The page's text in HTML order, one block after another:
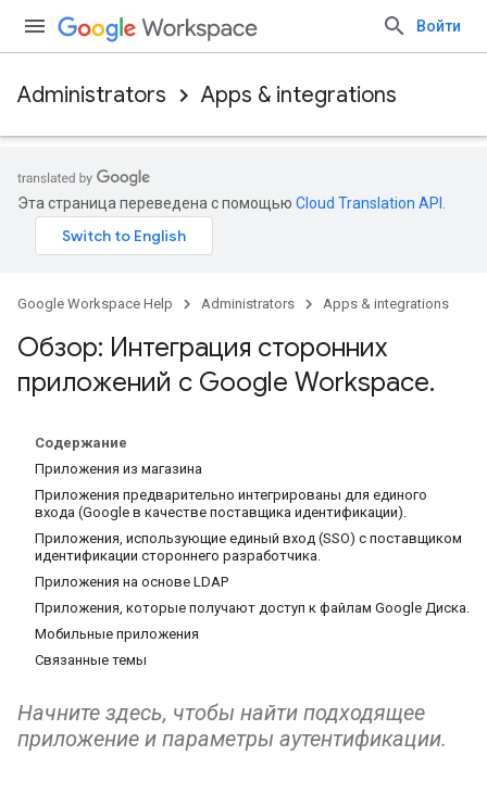
Войти
Administrators Apps & integrations
Эта страница переведена с помощью Cloud Translation API
Google Workspace Help Administrators Apps & integrations
Обзор: Интеграция сторонних
приложений с Google Workspace.
Содержание
Приложения из магазина
Приложения предварительно интегрированы для единого
входа (Google в качестве поставщика идентификации).
Приложения, использующие единый вход (SSO) с поставщиком
идентификации стороннего разработчика.
Приложения на основе LDAP
Приложения, которые получают доступ к файлам Google Диска.
Мобильные приложения
Связанные темы
Начните здесь, чтобы найти подходящее
приложение и параметры аутентификации.